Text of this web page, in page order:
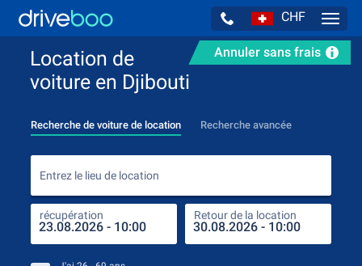
CHF
Annuler sans frais
Location de
voiture en Djibouti
Recherche de voiture de location Recherche avancée
Entrez le lieu de location
récupération Retour de la location